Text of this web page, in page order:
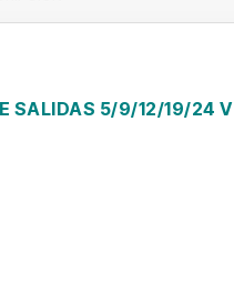
SALIDAS 5/9/12/19/24 V